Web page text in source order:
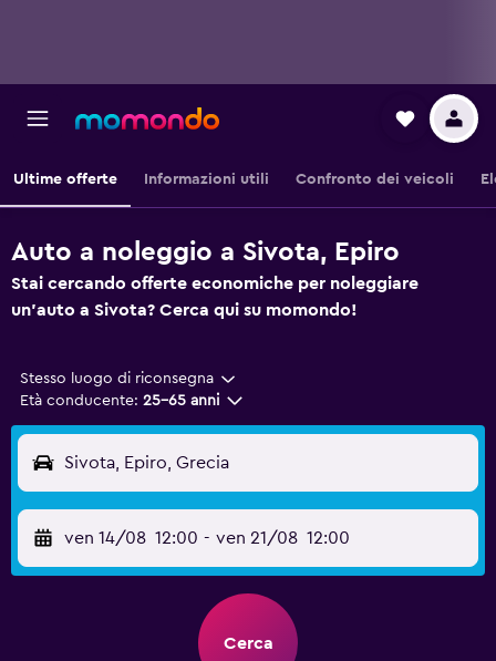
Ultime offerte Informazioni utili Confronto dei veicoli
Auto a noleggio a Sivota, Epiro
Stai cercando offerte economiche per noleggiare
un'auto a Sivota? Cerca qui su momondo!
Stesso luogo di riconsegna
Età conducente: 25-65 anni
Sivota, Epiro, Grecia
ven 14/08 12:00 - ven 21/08 12:00
Cerca